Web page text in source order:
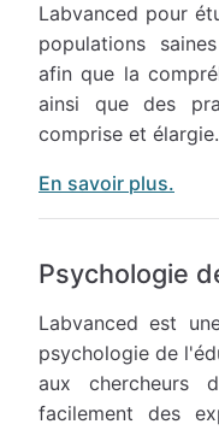
Labvanced pour
populations
afin que la
ainsi que des
comprise et élargie.
En savoir plus.
Psychologie
Labvanced est
psychologie de
aux chercheurs
facilement des